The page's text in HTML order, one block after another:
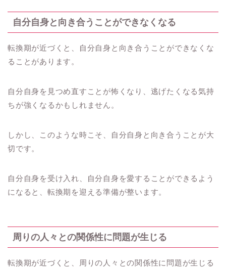
自分自身と向き合うことができなくなる
転換期が近づくと、自分自身と向き合うことができなくな
ることがあります。
自分自身を見つめ直すことが怖くなり、逃げたくなる気持
ちが強くなるかもしれません。
しかし、このような時こそ、自分自身と向き合うことが大
切です。
自分自身を受け入れ、自分自身を愛することができるよう
になると、転換期を迎える準備が整います。
周りの人々との関係性に問題が生じる
転換期が近づくと、周りの人々との関係性に問題が生じる